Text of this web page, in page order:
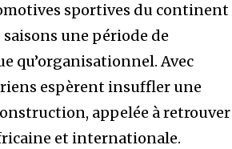
sportives du continent
une période de
qu’organisationnel. Avec
espèrent insuffler une
appelée à retrouver
et internationale.